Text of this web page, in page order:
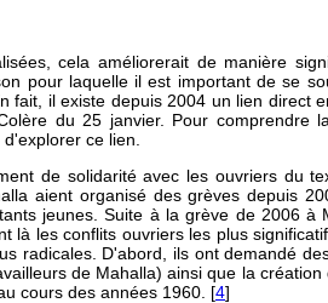
cela améliorerait de manière
pour laquelle il est important de se
fait, il existe depuis 2004 un lien direct
du 25 janvier. Pour comprendre
ce lien.
de solidarité avec les ouvriers du
aient organisé des grèves depuis
jeunes. Suite à la grève de 2006 à
là les conflits ouvriers les plus
radicales. D'abord, ils ont demandé
de Mahalla) ainsi que la création
cours des années 1960. [4]